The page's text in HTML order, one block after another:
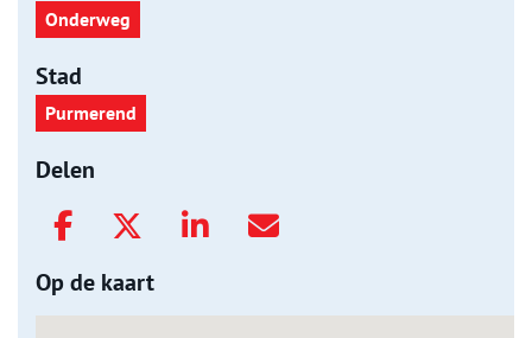
Onderweg
Stad
Purmerend
Delen
Op de kaart